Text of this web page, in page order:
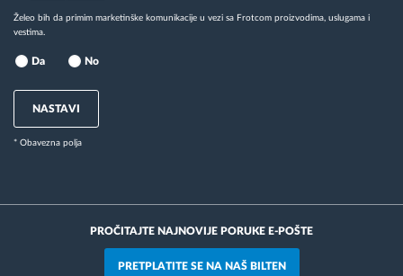
Želeo bih da primim marketinške komunikacije u vezi sa Frotcom proizvodima, uslugama i
vestima.
Da No
NASTAVI
* Obavezna polja
PROČITAJTE NAJNOVIJE PORUKE E-POŠTE
PRETPLATITE SE NA NAŠ BILTEN